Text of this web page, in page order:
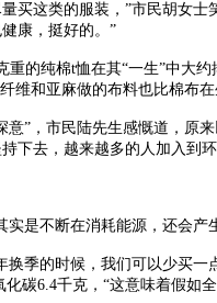
买这类的服装，”市民胡女
康，挺好的。”
纯棉t恤在其“一生”中大约
维和亚麻做的布料也比棉布在
，市民陆先生感慨道，原
下去，越来越多的人加入到
不断在消耗能源，还会产
的时候，我们可以少买一
碳6.4千克，“这意味着假如